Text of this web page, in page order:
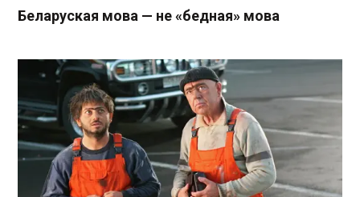
Беларуская мова — не «бедная» мова